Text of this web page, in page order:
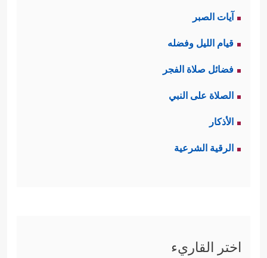
آيات الصبر
قيام الليل وفضله
فضائل صلاة الفجر
الصلاة على النبي
الأذكار
الرقية الشرعية
اختر القاريء